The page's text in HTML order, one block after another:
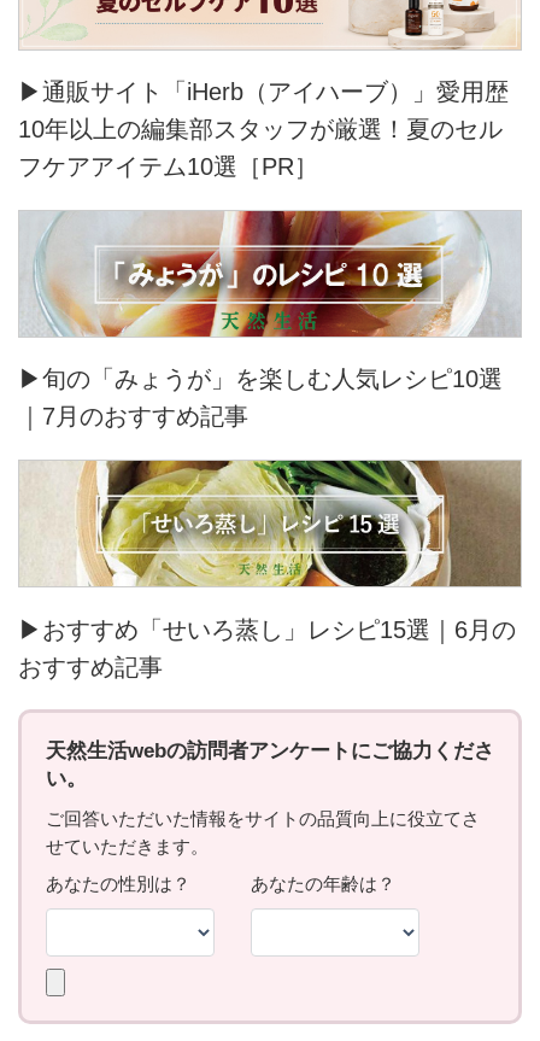
▶通販サイト「iHerb（アイハーブ）」愛用歴
10年以上の編集部スタッフが厳選！夏のセル
フケアアイテム10選［PR］
▶旬の「みょうが」を楽しむ人気レシピ10選
｜7月のおすすめ記事
▶おすすめ「せいろ蒸し」レシピ15選｜6月の
おすすめ記事